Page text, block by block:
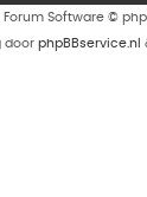
Software ©
door phpBBservice.nl